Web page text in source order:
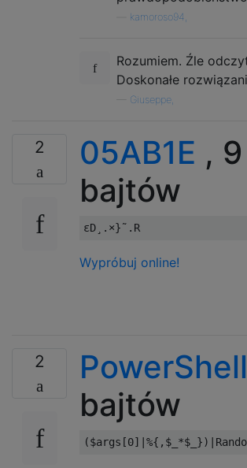
kamoroso94,
Rozumiem. Źle
Doskonałe
Giuseppe,
2 05AB1E , 9
bajtów
Wypróbuj online!
2 PowerShell
bajtów
($args [0]|%{, $_ *$_ })|